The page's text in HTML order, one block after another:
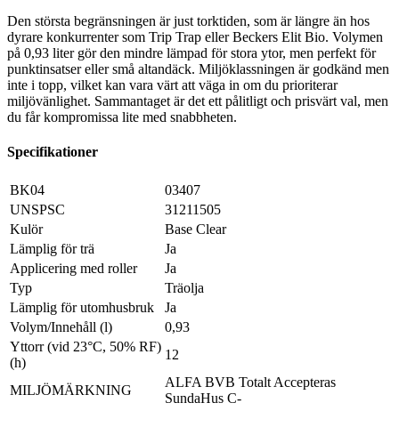
Den största begränsningen är just torktiden, som är längre än hos
dyrare konkurrenter som Trip Trap eller Beckers Elit Bio. Volymen
på 0,93 liter gör den mindre lämpad för stora ytor, men perfekt för
punktinsatser eller små altandäck. Miljöklassningen är godkänd men
inte i topp, vilket kan vara värt att väga in om du prioriterar
miljövänlighet. Sammantaget är det ett pålitligt och prisvärt val, men
du får kompromissa lite med snabbheten.
Specifikationer
BK04
03407
UNSPSC
31211505
Kulör
Base Clear
Lämplig för trä
Ja
Applicering med roller
Ja
Typ
Träolja
Lämplig för utomhusbruk
Ja
Volym/Innehåll (l)
0,93
Yttorr (vid 23°C, 50% RF)
(h)
12
MILJÖMÄRKNING
ALFA BVB Totalt Accepteras
SundaHus C-